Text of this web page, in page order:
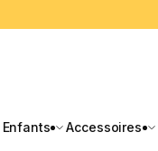
Enfants Accessoires